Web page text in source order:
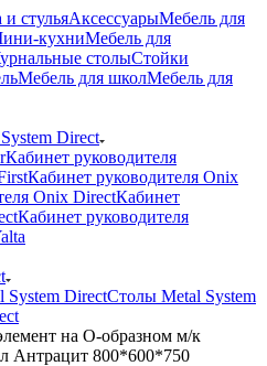
и стульяАксессуарыМебель для
кухниМебель для
столыСтойки
Мебель для школМебель для
Direct
Кабинет руководителя
Кабинет руководителя Onix
Onix DirectКабинет
Кабинет руководителя
System DirectСтолы Metal System
на О-образном м/к
Антрацит 800*600*750